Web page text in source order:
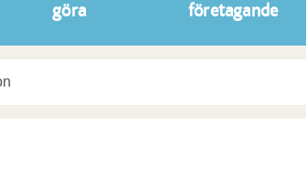
göra
företagande